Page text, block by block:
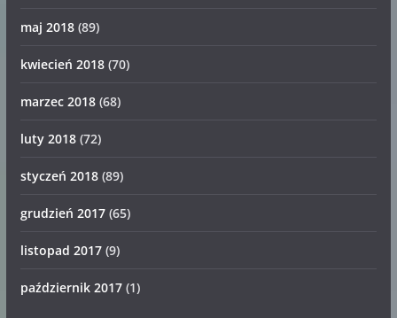
maj 2018(89)
kwiecień 2018(70)
marzec 2018(68)
luty 2018(72)
styczeń 2018(89)
grudzień 2017(65)
listopad 2017(9)
październik 2017(1)